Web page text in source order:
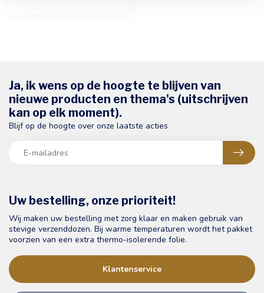
Uw bestelling, onze prioriteit!
Wij maken uw bestelling met zorg klaar en maken gebruik van
stevige verzenddozen. Bij warme temperaturen wordt het pakket
voorzien van een extra thermo-isolerende folie.
Klantenservice
Ja, ik wens op de hoogte te blijven van
nieuwe producten en thema's (uitschrijven
kan op elk moment).
Blijf op de hoogte over onze laatste acties